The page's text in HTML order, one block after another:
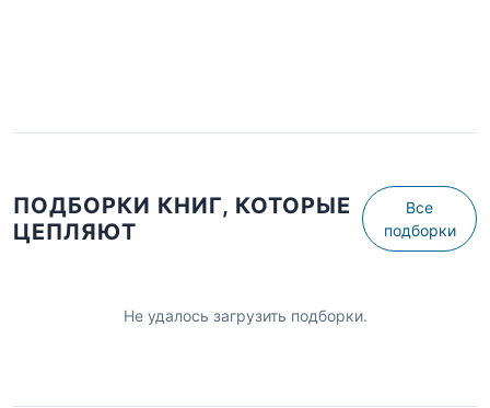
ПОДБОРКИ КНИГ, КОТОРЫЕ
ЦЕПЛЯЮТ
Все
подборки
Не удалось загрузить подборки.